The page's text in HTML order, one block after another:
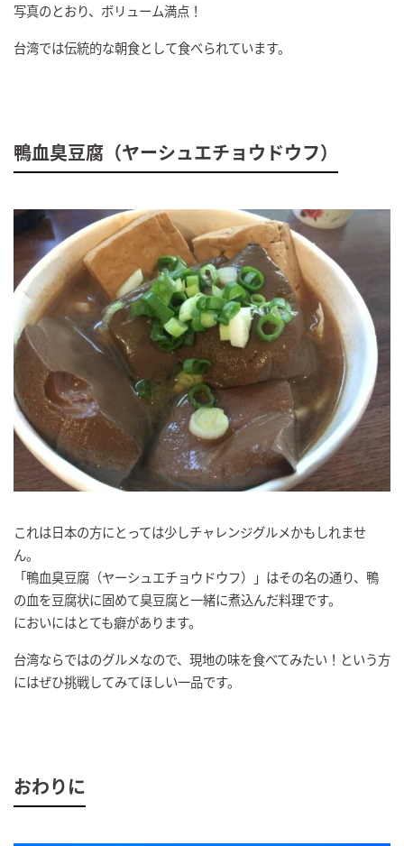
写真のとおり、ボリューム満点！
台湾では伝統的な朝食として食べられています。
鴨血臭豆腐（ヤーシュエチョウドウフ）
これは日本の方にとっては少しチャレンジグルメかもしれませ
ん。
「鴨血臭豆腐（ヤーシュエチョウドウフ）」はその名の通り、鴨
の血を豆腐状に固めて臭豆腐と一緒に煮込んだ料理です。
においにはとても癖があります。
台湾ならではのグルメなので、現地の味を食べてみたい！という方
にはぜひ挑戦してみてほしい一品です。
おわりに